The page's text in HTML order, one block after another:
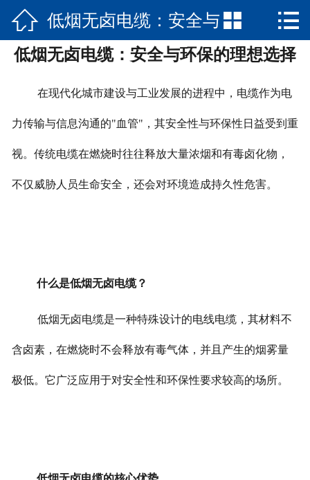
 网站首页
关于我们
产品中心
新闻资讯
走进刚强
工程案例
 低烟无卤电缆：安全与
环保的理想选择
 
低烟无卤电缆：安全与环保的理想选择
在现代化城市建设与工业发展的进程中，电缆作为电
力传输与信息沟通的"血管"，其安全性与环保性日益受到重
视。传统电缆在燃烧时往往释放大量浓烟和有毒卤化物，
不仅威胁人员生命安全，还会对环境造成持久性危害。
什么是低烟无卤电缆？
低烟无卤电缆是一种特殊设计的电线电缆，其材料不
含卤素，在燃烧时不会释放有毒气体，并且产生的烟雾量
极低。它广泛应用于对安全性和环保性要求较高的场所。